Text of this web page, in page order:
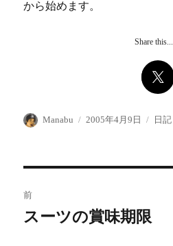
から始めます。
Share this...
投
Manabu
投
2005年4月9日
カ
日記
稿
前
前
スーツの賞味期限